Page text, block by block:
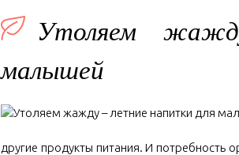
Утоляем
малышей
другие продукты питания. И потребность